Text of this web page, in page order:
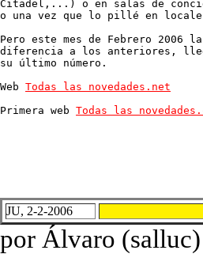
Citadel,...) o en salas de
o una vez que lo pillé en locales
Pero este mes de Febrero 2006
diferencia a los anteriores,
su último número.
Web Todas las novedades.net
Primera web Todas las
JU, 2-2-2006
por Álvaro (salluc)